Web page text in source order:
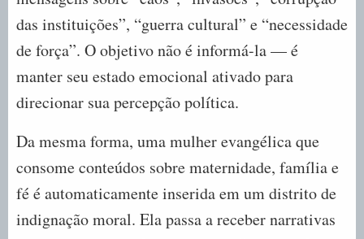
das instituições”, “guerra cultural” e “necessidade
de força”. O objetivo não é informá-la — é
manter seu estado emocional ativado para
direcionar sua percepção política.
Da mesma forma, uma mulher evangélica que
consome conteúdos sobre maternidade, família e
fé é automaticamente inserida em um distrito de
indignação moral. Ela passa a receber narrativas